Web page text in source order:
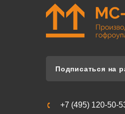
Подписаться на
+7 (495) 120-50-